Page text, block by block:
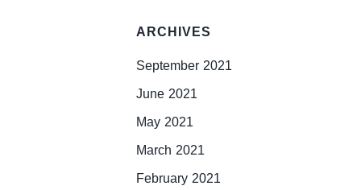
ARCHIVES
September 2021
June 2021
May 2021
March 2021
February 2021